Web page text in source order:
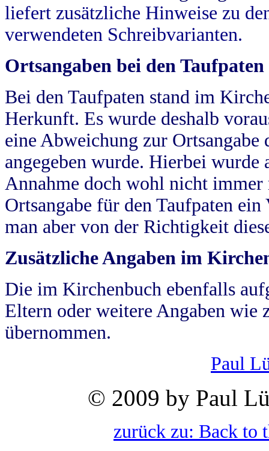
liefert zusätzliche Hinweise zu
verwendeten Schreibvarianten.
Ortsangaben bei den Taufpaten
Bei den Taufpaten stand im
Herkunft. Es wurde deshalb
eine Abweichung zur
angegeben wurde. Hierbei wurde
Annahme doch wohl nicht
Ortsangabe für den Taufpaten
man aber von der Richtigkeit
Zusätzliche Angaben im
Die im Kirchenbuch ebenfalls
Eltern oder weitere Angaben wie
übernommen.
Paul
© 2009 by Paul
zurück zu: Back to